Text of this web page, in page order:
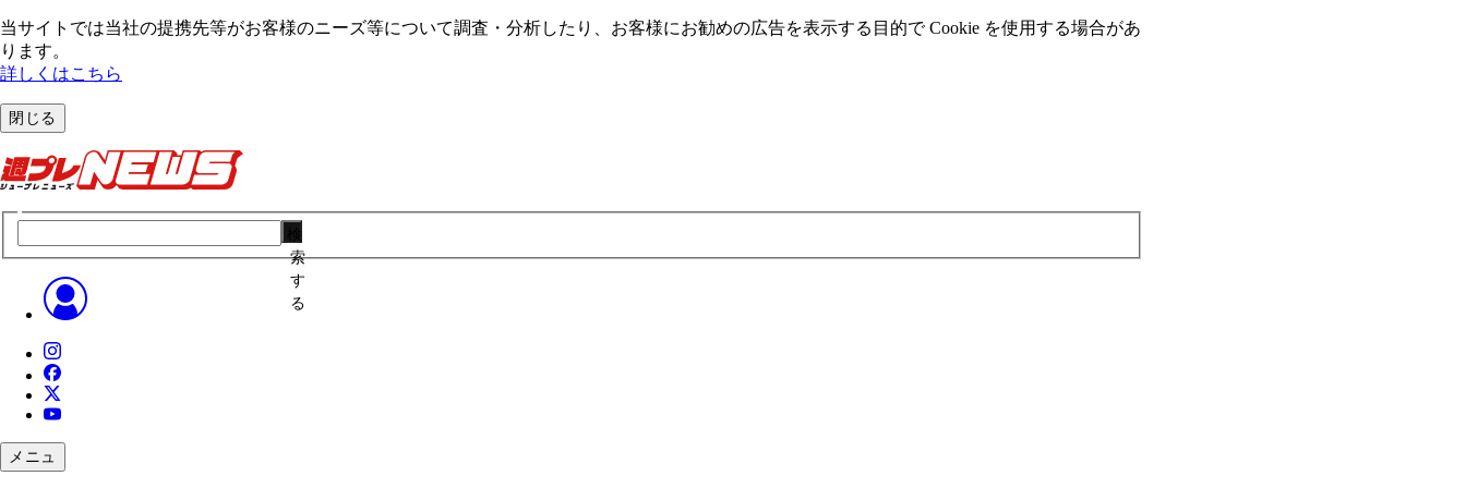
当サイトでは当社の提携先等がお客様のニーズ等について調査・分析したり、お客様にお勧めの広告を表⽰する⽬的で Cookie を使⽤する場合があ
ります。
詳しくはこちら
閉じる
索
す
る
メニュ